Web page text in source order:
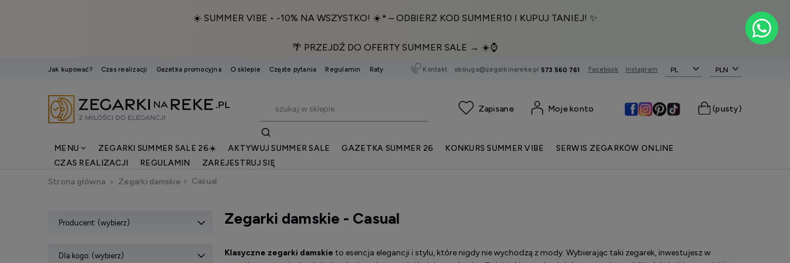
☀️ SUMMER VIBE • -10% NA WSZYSTKO! ☀️* – ODBIERZ KOD SUMMER10 I KUPUJ TANIEJ! ✨
🌴 PRZEJDŹ DO OFERTY SUMMER SALE → ☀️⌚️
Jak kupować? Czas realizacji Gazetka promocyjna O sklepie Częste pytania Regulamin Raty Kontakt obsluga@zegarkinareke.pl 573 560 761 Facebook Instagram PL
(pusty)
Moje konto
MENU ZEGARKI SUMMER SALE 26☀️ AKTYWUJ SUMMER SALE GAZETKA SUMMER 26 KONKURS SUMMER VIBE
SERWIS ZEGARKÓW ONLINE
CZAS REALIZACJI
REGULAMIN
ZAREJESTRUJ SIĘ
Strona główna
Zegarki damskie Casual
Producent: (wybierz)
Dla kogo: (wybierz)
Zegarki damskie - Casual
Klasyczne zegarki damskie to esencja elegancji i stylu, które nigdy nie wychodzą z mody. Wybierając taki zegarek, inwestujesz w